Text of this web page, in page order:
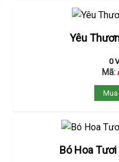
Yêu
0
Mã:
Bó Hoa